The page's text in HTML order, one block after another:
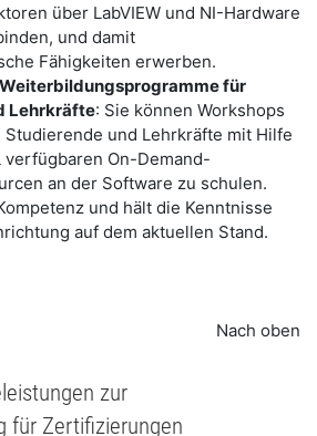
über LabVIEW und NI-Hardware
und damit
Fähigkeiten erwerben.
für
Lehrkräfte: Sie können Workshops
Studierende und Lehrkräfte mit Hilfe
verfügbaren On-Demand-
an der Software zu schulen.
und hält die Kenntnisse
auf dem aktuellen Stand.
Nach oben
zur
für Zertifizierungen